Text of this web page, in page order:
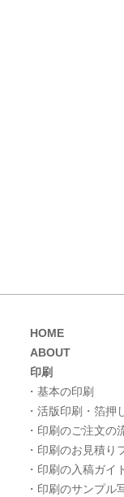
HOME
ABOUT
印刷
・基本の印刷
・活版印刷・箔押
・印刷のご注文の
・印刷のお見積り
・印刷の入稿ガイ
・印刷のサンプル